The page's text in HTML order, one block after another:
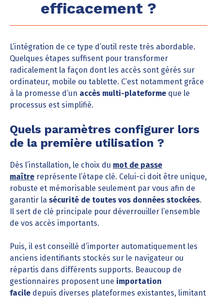
efficacement ?
L’intégration de ce type d’outil reste très abordable.
Quelques étapes suffisent pour transformer
radicalement la façon dont les accès sont gérés sur
ordinateur, mobile ou tablette. C’est notamment grâce
à la promesse d’un accès multi-plateforme que le
processus est simplifié.
Quels paramètres configurer lors
de la première utilisation ?
Dès l’installation, le choix du mot de passe
maître représente l’étape clé. Celui-ci doit être unique,
robuste et mémorisable seulement par vous afin de
garantir la sécurité de toutes vos données stockées.
Il sert de clé principale pour déverrouiller l’ensemble
de vos accès importants.
Puis, il est conseillé d’importer automatiquement les
anciens identifiants stockés sur le navigateur ou
répartis dans différents supports. Beaucoup de
gestionnaires proposent une importation
facile depuis diverses plateformes existantes, limitant